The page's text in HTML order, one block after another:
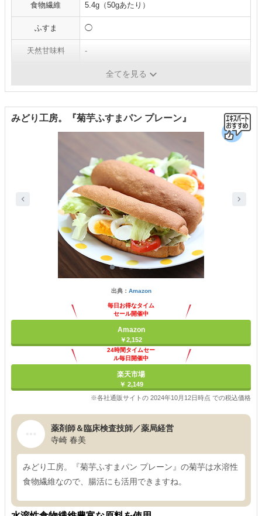
食物繊維 5.4g（50gあたり）
ふすま ◯
天然甘味料 -
冷凍で6カ月
全てを見る
みどり工房。『菊芋ふすまパン プレーン』
出典： Amazon
毎日お得なタイム
セール開催中
Amazon
￥2,152
24時間タイムセー
ル毎日開催中
楽天市場
￥ 2,149
※各社通販サイトの 2024年10月12日時点 での税込価格
薬剤師＆臨床検査技師／薬局経営
寺崎 春美
みどり工房。『菊芋ふすまパン プレーン』の菊芋は水溶性
食物繊維なので、腸活にも活用できますね。